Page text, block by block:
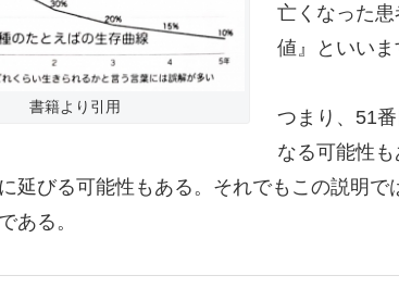
書籍より引用
亡くなった
値』といいま
つまり、51
なる可能性
延びる可能性もある。それでもこの説明
ある。